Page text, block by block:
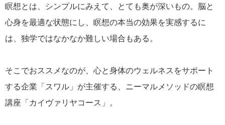
瞑想とは、シンプルにみえて、とても奥が深いもの。脳と
心身を最適な状態にし、瞑想の本当の効果を実感するに
は、独学ではなかなか難しい場合もある。
そこでおススメなのが、心と身体のウェルネスをサポート
する企業「スワル」が主催する、ニーマルメソッドの瞑想
講座「カイヴァリヤコース」。